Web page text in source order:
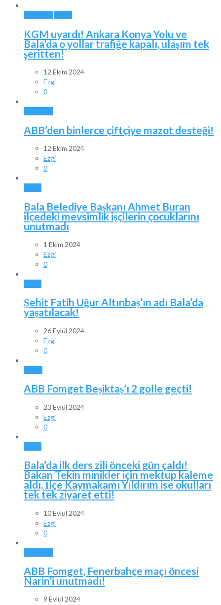
KGM uyardı! Ankara Konya Yolu ve
Bala’da o yollar trafiğe kapalı, ulaşım tek
şeritten!
12 Ekim 2024
Ezgi
0
ABB’den binlerce çiftçiye mazot desteği!
12 Ekim 2024
Ezgi
0
Bala Belediye Başkanı Ahmet Buran
ilçedeki mevsimlik işçilerin çocuklarını
unutmadı
1 Ekim 2024
Ezgi
0
Şehit Fatih Uğur Altınbaş’ın adı Bala’da
yaşatılacak!
26 Eylül 2024
Ezgi
0
ABB Fomget Beşiktaş’ı 2 golle geçti!
23 Eylül 2024
Ezgi
0
Bala’da ilk ders zili önceki gün çaldı!
Bakan Tekin minikler için mektup kaleme
aldı, İlçe Kaymakamı Yıldırım ise okulları
tek tek ziyaret etti!
10 Eylül 2024
Ezgi
0
ABB Fomget, Fenerbahçe maçı öncesi
Narin’i unutmadı!
9 Eylül 2024